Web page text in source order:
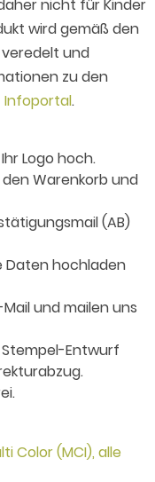
nicht für Kinder
wird gemäß den
und
zu den
Infoportal.
Logo hoch.
Warenkorb und
(AB)
Daten hochladen
und mailen uns
Entwurf
Color (MCI), alle